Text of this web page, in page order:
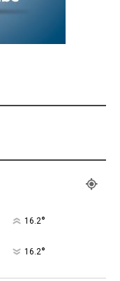
16.2°
16.2°